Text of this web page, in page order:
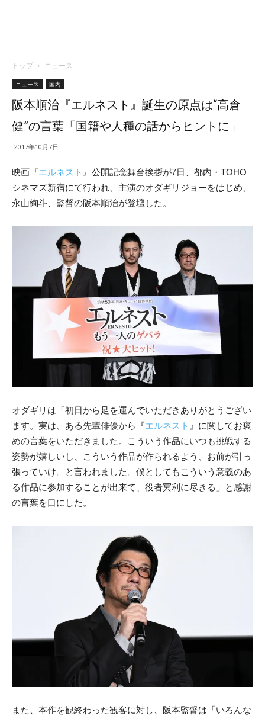
トップ ニュース
ニュース 国内
阪本順治『エルネスト』誕生の原点は“高倉
健”の言葉「国籍や人種の話からヒントに」
2017年10月7日
映画『エルネスト 』公開記念舞台挨拶が7日、都内・TOHO
シネマズ新宿にて行われ、主演のオダギリジョーをはじめ、
永山絢斗、監督の阪本順治が登壇した。
オダギリは「初日から足を運んでいただきありがとうござい
ます。実は、ある先輩俳優から『エルネスト 』に関してお褒
めの言葉をいただきました。こういう作品にいつも挑戦する
姿勢が嬉しいし、こういう作品が作られるよう、お前が引っ
張っていけ。と言われました。僕としてもこういう意義のあ
る作品に参加することが出来て、役者冥利に尽きる」と感謝
の言葉を口にした。
また、本作を観終わった観客に対し、阪本監督は「いろんな